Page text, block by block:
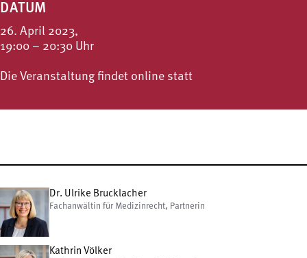
DATUM
26. April 2023,
19:00 – 20:30 Uhr
Die Veranstaltung findet online statt
Dr. Ulrike Brucklacher
Fachanwältin für Medizinrecht, Partnerin
Kathrin Völker